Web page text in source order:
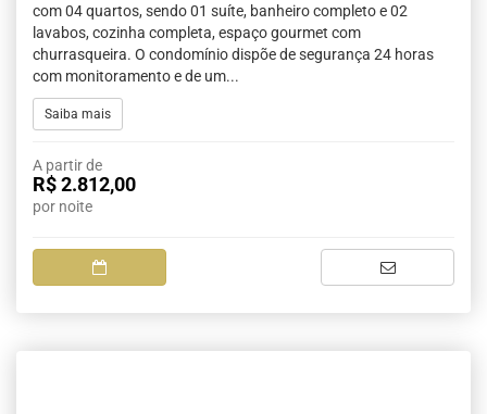
com 04 quartos, sendo 01 suíte, banheiro completo e 02
lavabos, cozinha completa, espaço gourmet com
churrasqueira. O condomínio dispõe de segurança 24 horas
com monitoramento e de um...
Saiba mais
A partir de
R$ 2.812,00
por noite